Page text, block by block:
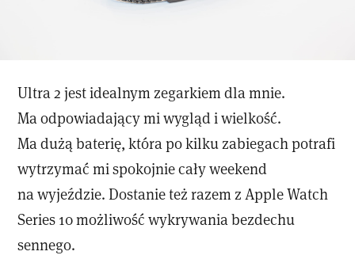
Ultra 2 jest idealnym zegarkiem dla mnie.
Ma odpowiadający mi wygląd i wielkość.
Ma dużą baterię, która po kilku zabiegach potrafi
wytrzymać mi spokojnie cały weekend
na wyjeździe. Dostanie też razem z Apple Watch
Series 10 możliwość wykrywania bezdechu
sennego.